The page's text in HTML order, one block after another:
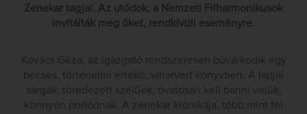
Zenekar tagjai. Az utódok, a Nemzeti Filharmonikusok
invitálták meg őket, rendkívüli eseményre.
Kovács Géza, az igazgató rendszeresen búvárkodik egy
becses, történelmi értékű, viharvert könyvben. A lapjai
sárgák, töredezett szélűek, óvatosan kell bánni velük,
könnyen porlódnak. A zenekar krónikája, több mint fél